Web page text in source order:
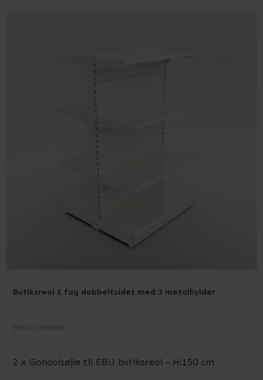
Butiksreol 1 fag dobbeltsidet med 3 metalhylder
EBU1FD1500903
2 x Gondolsøjle til EBU butiksreol - H:150 cm